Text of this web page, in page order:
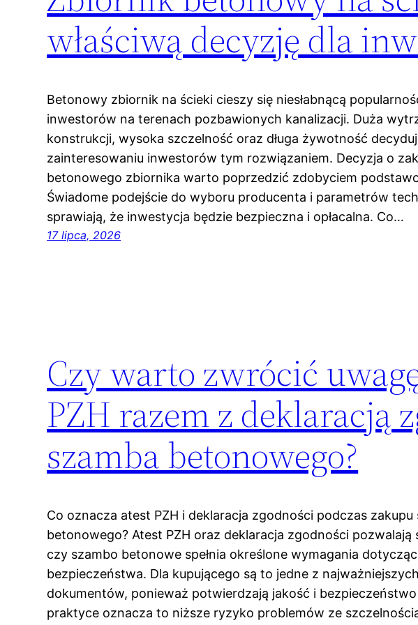
właściwą decyzję dla
Betonowy zbiornik na ścieki cieszy się niesłabnącą
inwestorów na terenach pozbawionych kanalizacji. Duża
konstrukcji, wysoka szczelność oraz długa żywotność
zainteresowaniu inwestorów tym rozwiązaniem. Decyzja o
betonowego zbiornika warto poprzedzić zdobyciem
Świadome podejście do wyboru producenta i parametrów
sprawiają, że inwestycja będzie bezpieczna i opłacalna. Co…
17 lipca, 2026
Czy warto zwrócić
PZH razem z deklaracją
szamba betonowego?
Co oznacza atest PZH i deklaracja zgodności podczas zakupu
betonowego? Atest PZH oraz deklaracja zgodności pozwalają
czy szambo betonowe spełnia określone wymagania
bezpieczeństwa. Dla kupującego są to jedne z najważniejszych
dokumentów, ponieważ potwierdzają jakość i
praktyce oznacza to niższe ryzyko problemów ze